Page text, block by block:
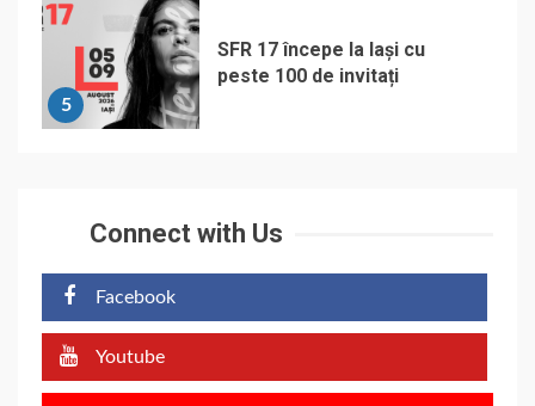
5
SFR 17 începe la Iași cu
peste 100 de invitați
Connect with Us
Facebook
Youtube